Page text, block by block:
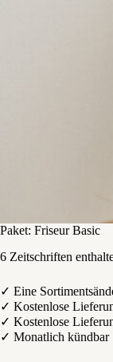
Paket: Friseur Basic
6 Zeitschriften
✓ Eine
✓ Kostenlose
✓ Kostenlose
✓ Monatlich kündbar